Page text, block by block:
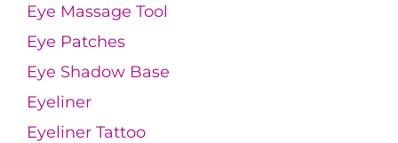
Eye Massage Tool
Eye Patches
Eye Shadow Base
Eyeliner
Eyeliner Tattoo